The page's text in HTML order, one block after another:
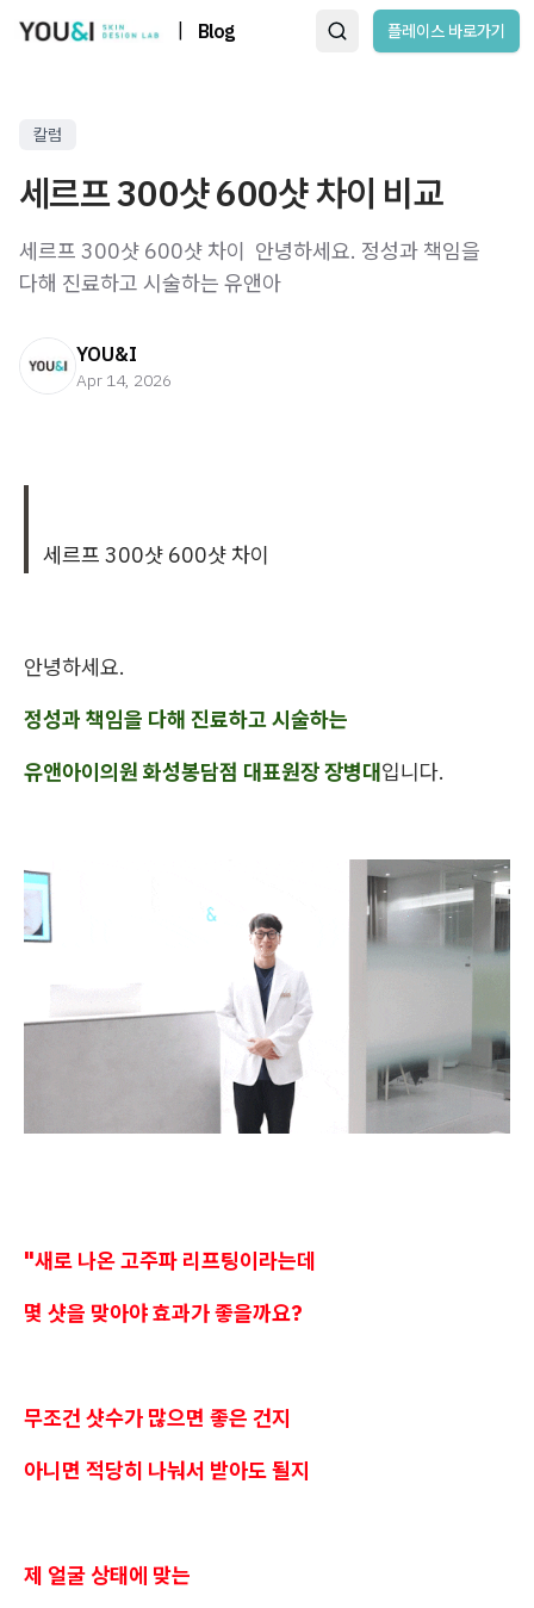
Blog 플레이스 바로가기
칼럼
세르프 300샷 600샷 차이 비교
세르프 300샷 600샷 차이 ​ 안녕하세요. 정성과 책임을
다해 진료하고 시술하는 유앤아
YOU&I
Apr 14, 2026
세르프 300샷 600샷 차이
안녕하세요.
정성과 책임을 다해 진료하고 시술하는
유앤아이의원 화성봉담점 대표원장 장병대입니다.
"새로 나온 고주파 리프팅이라는데
몇 샷을 맞아야 효과가 좋을까요?
무조건 샷수가 많으면 좋은 건지
아니면 적당히 나눠서 받아도 될지
제 얼굴 상태에 맞는